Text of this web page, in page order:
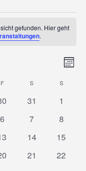
gefunden. Hier geht
.
Monat
FFREITAG S SAMSTAGS
0
31
0
1
0
6
0
7
0
8
0
14
0
15
0
21
0
22